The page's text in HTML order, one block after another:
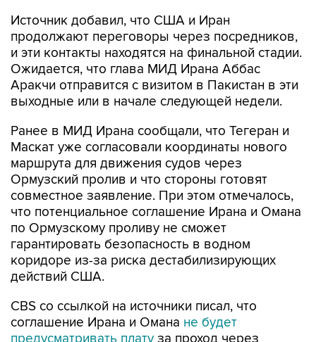
Источник добавил, что США и Иран
продолжают переговоры через посредников,
и эти контакты находятся на финальной стадии.
Ожидается, что глава МИД Ирана Аббас
Аракчи отправится с визитом в Пакистан в эти
выходные или в начале следующей недели.
Ранее в МИД Ирана сообщали, что Тегеран и
Маскат уже согласовали координаты нового
маршрута для движения судов через
Ормузский пролив и что стороны готовят
совместное заявление. При этом отмечалось,
что потенциальное соглашение Ирана и Омана
по Ормузскому проливу не сможет
гарантировать безопасность в водном
коридоре из-за риска дестабилизирующих
действий США.
CBS со ссылкой на источники писал, что
соглашение Ирана и Омана не будет